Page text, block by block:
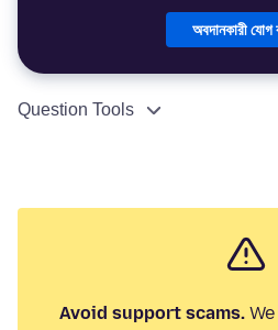
অবদানকারী
Question Tools
Avoid support scams.We